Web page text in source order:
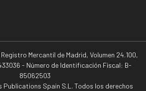
Mercantil de Madrid, Volumen 24.100,
- Número de Identificación Fiscal: B-
85062503
Publications Spain S.L. Todos los derechos